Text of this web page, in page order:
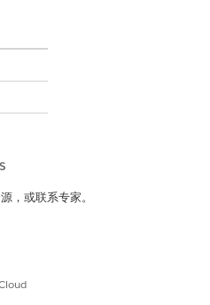
关联
，或联系专家。